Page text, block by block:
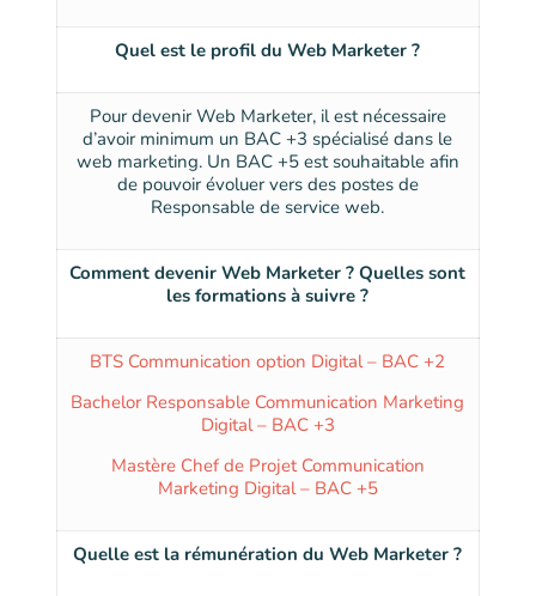
Quel est le profil du Web Marketer ?
Pour devenir Web Marketer, il est nécessaire
d’avoir minimum un BAC +3 spécialisé dans le
web marketing. Un BAC +5 est souhaitable afin
de pouvoir évoluer vers des postes de
Responsable de service web.
Comment devenir Web Marketer ? Quelles sont
les formations à suivre ?
BTS Communication option Digital – BAC +2
Bachelor Responsable Communication Marketing
Digital – BAC +3
Mastère Chef de Projet Communication
Marketing Digital – BAC +5
Quelle est la rémunération du Web Marketer ?